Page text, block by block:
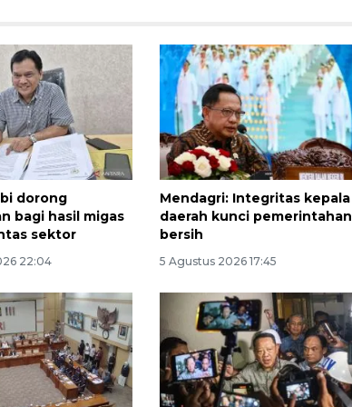
dorong
bagi hasil migas
sektor
22:04
Mendagri: Integritas kepala
daerah kunci pemerintahan
bersih
5 Agustus 2026 17:45